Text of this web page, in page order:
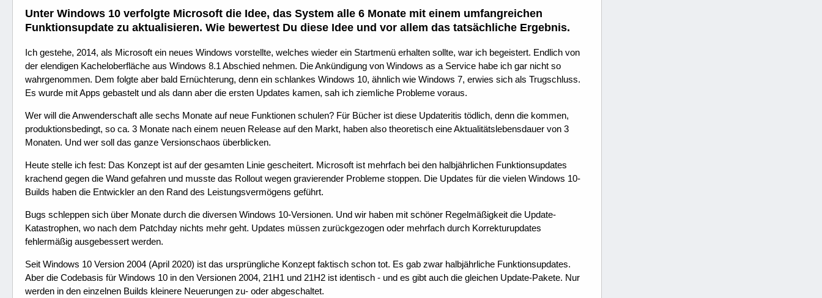
Unter Windows 10 verfolgte Microsoft die Idee, das System alle 6 Monate mit einem umfangreichen
Funktionsupdate zu aktualisieren. Wie bewertest Du diese Idee und vor allem das tatsächliche Ergebnis.
Ich gestehe, 2014, als Microsoft ein neues Windows vorstellte, welches wieder ein Startmenü erhalten sollte, war ich begeistert. Endlich von
der elendigen Kacheloberfläche aus Windows 8.1 Abschied nehmen. Die Ankündigung von Windows as a Service habe ich gar nicht so
wahrgenommen. Dem folgte aber bald Ernüchterung, denn ein schlankes Windows 10, ähnlich wie Windows 7, erwies sich als Trugschluss.
Es wurde mit Apps gebastelt und als dann aber die ersten Updates kamen, sah ich ziemliche Probleme voraus.
Wer will die Anwenderschaft alle sechs Monate auf neue Funktionen schulen? Für Bücher ist diese Updateritis tödlich, denn die kommen,
produktionsbedingt, so ca. 3 Monate nach einem neuen Release auf den Markt, haben also theoretisch eine Aktualitätslebensdauer von 3
Monaten. Und wer soll das ganze Versionschaos überblicken.
Heute stelle ich fest: Das Konzept ist auf der gesamten Linie gescheitert. Microsoft ist mehrfach bei den halbjährlichen Funktionsupdates
krachend gegen die Wand gefahren und musste das Rollout wegen gravierender Probleme stoppen. Die Updates für die vielen Windows 10-
Builds haben die Entwickler an den Rand des Leistungsvermögens geführt.
Bugs schleppen sich über Monate durch die diversen Windows 10-Versionen. Und wir haben mit schöner Regelmäßigkeit die Update-
Katastrophen, wo nach dem Patchday nichts mehr geht. Updates müssen zurückgezogen oder mehrfach durch Korrekturupdates
fehlermäßig ausgebessert werden.
Seit Windows 10 Version 2004 (April 2020) ist das ursprüngliche Konzept faktisch schon tot. Es gab zwar halbjährliche Funktionsupdates.
Aber die Codebasis für Windows 10 in den Versionen 2004, 21H1 und 21H2 ist identisch - und es gibt auch die gleichen Update-Pakete. Nur
werden in den einzelnen Builds kleinere Neuerungen zu- oder abgeschaltet.